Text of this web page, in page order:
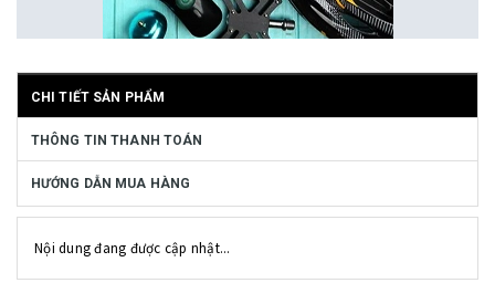
CHI TIẾT SẢN PHẨM
THÔNG TIN THANH TOÁN
HƯỚNG DẪN MUA HÀNG
Nội dung đang được cập nhật...